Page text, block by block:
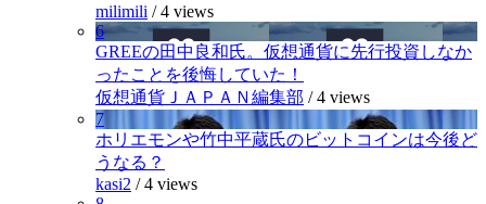
milimili /4 views
6
GREEの田中良和氏。仮想通貨に先行投資しなか
ったことを後悔していた！
仮想通貨ＪＡＰＡＮ編集部 /4 views
7
ホリエモンや竹中平蔵氏のビットコインは今後ど
うなる？
kasi2 /4 views